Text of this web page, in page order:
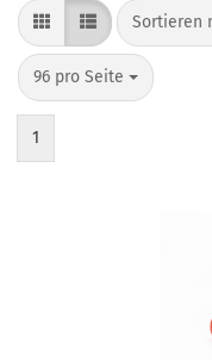
Sortieren
Sortieren
96 pro Seite
pro Seite
1